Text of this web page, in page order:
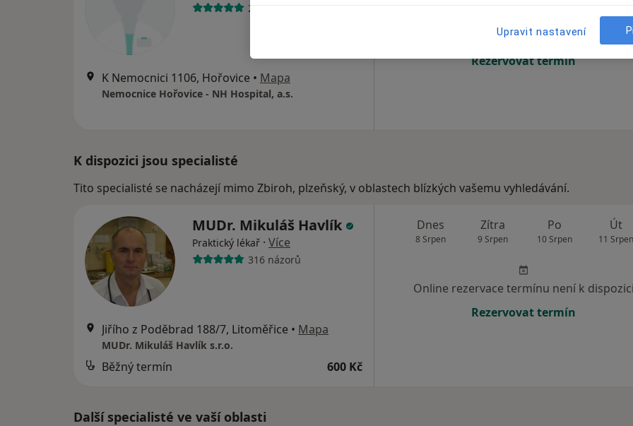
24 názorů
K Nemocnici 1106, Hořovice • Mapa
Nemocnice Hořovice - NH Hospital, a.s.
Online rezervace termínu není k dispozici
Rezervovat termín
K dispozici jsou specialisté
Tito specialisté se nacházejí mimo Zbiroh, plzeňský, v oblastech blízkých vašemu vyhledávání.
MUDr. Mikuláš Havlík
Praktický lékař · Více
316 názorů
Jiřího z Poděbrad 188/7, Litoměřice • Mapa
MUDr. Mikuláš Havlík s.r.o.
Běžný termín 600 Kč
Dnes
8 Srpen
Zítra
9 Srpen
Po
10 Srpen
Út
11 Srpen
Online rezervace termínu není k dispozici
Rezervovat termín
Další specialisté ve vaší oblasti
Upravit nastavení